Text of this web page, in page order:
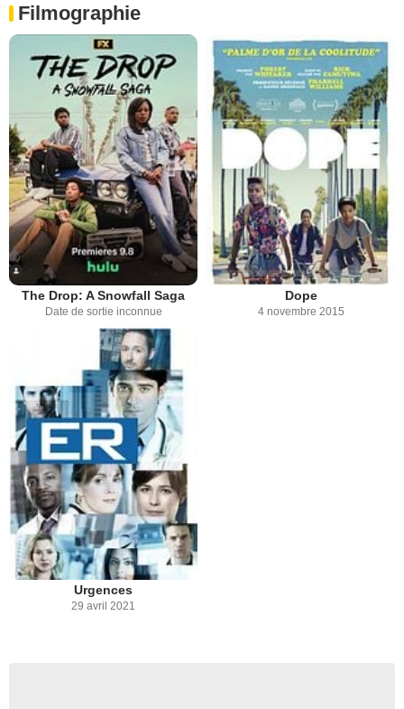
Filmographie
The Drop: A Snowfall Saga
Date de sortie inconnue
Dope
4 novembre 2015
Urgences
29 avril 2021